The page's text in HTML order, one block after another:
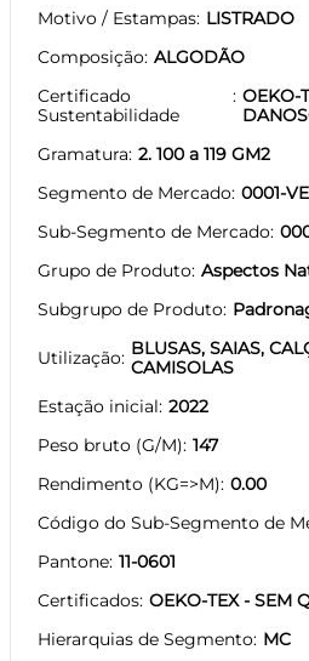
Motivo / Estampas LISTRADO
Composição ALGODÃO
Certificado
Sustentabilidade
OEKO-
Gramatura 2. 100 a 119 GM2
Segmento de Mercado 0001-
Sub-Segmento de Mercado
Grupo de Produto Aspectos
Subgrupo de Produto
Utilização BLUSAS, SAIAS,
CAMISOLAS
Estação inicial 2022
Peso bruto (G/M) 147
Rendimento (KG=>M) 0.00
Código do Sub-Segmento de
Pantone 11-0601
Certificados OEKO-TEX - SEM
Hierarquias de Segmento MC